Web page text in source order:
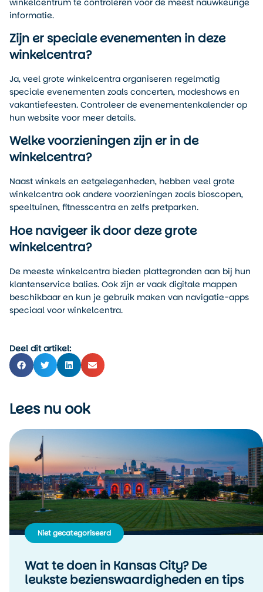
informatie.
Zijn er speciale evenementen in deze
winkelcentra?
Ja, veel grote winkelcentra organiseren regelmatig
speciale evenementen zoals concerten, modeshows en
vakantiefeesten. Controleer de evenementenkalender op
hun website voor meer details.
Welke voorzieningen zijn er in de
winkelcentra?
Naast winkels en eetgelegenheden, hebben veel grote
winkelcentra ook andere voorzieningen zoals bioscopen,
speeltuinen, fitnesscentra en zelfs pretparken.
Hoe navigeer ik door deze grote
winkelcentra?
De meeste winkelcentra bieden plattegronden aan bij hun
klantenservice balies. Ook zijn er vaak digitale mappen
beschikbaar en kun je gebruik maken van navigatie-apps
speciaal voor winkelcentra.
Deel dit artikel:
Lees nu ook
Niet gecategoriseerd
Wat te doen in Kansas City? De
leukste bezienswaardigheden en tips